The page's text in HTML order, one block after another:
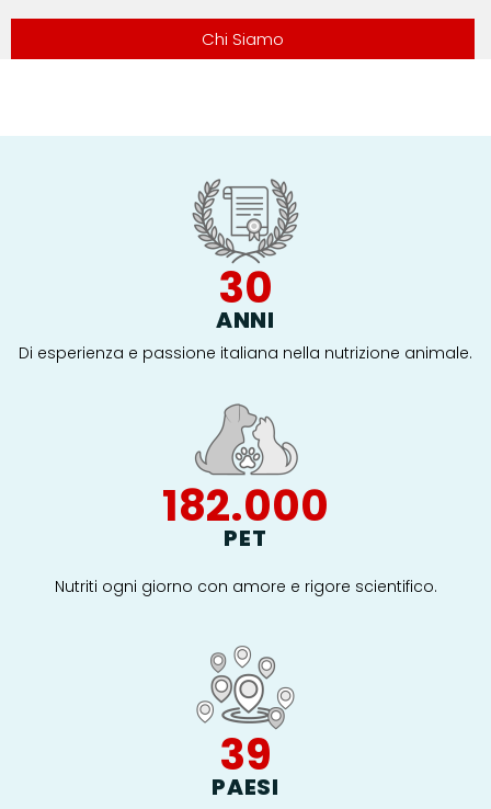
Chi Siamo
30
ANNI
Di esperienza e passione italiana nella nutrizione animale.
182.000
PET
Nutriti ogni giorno con amore e rigore scientifico.
40
PAESI